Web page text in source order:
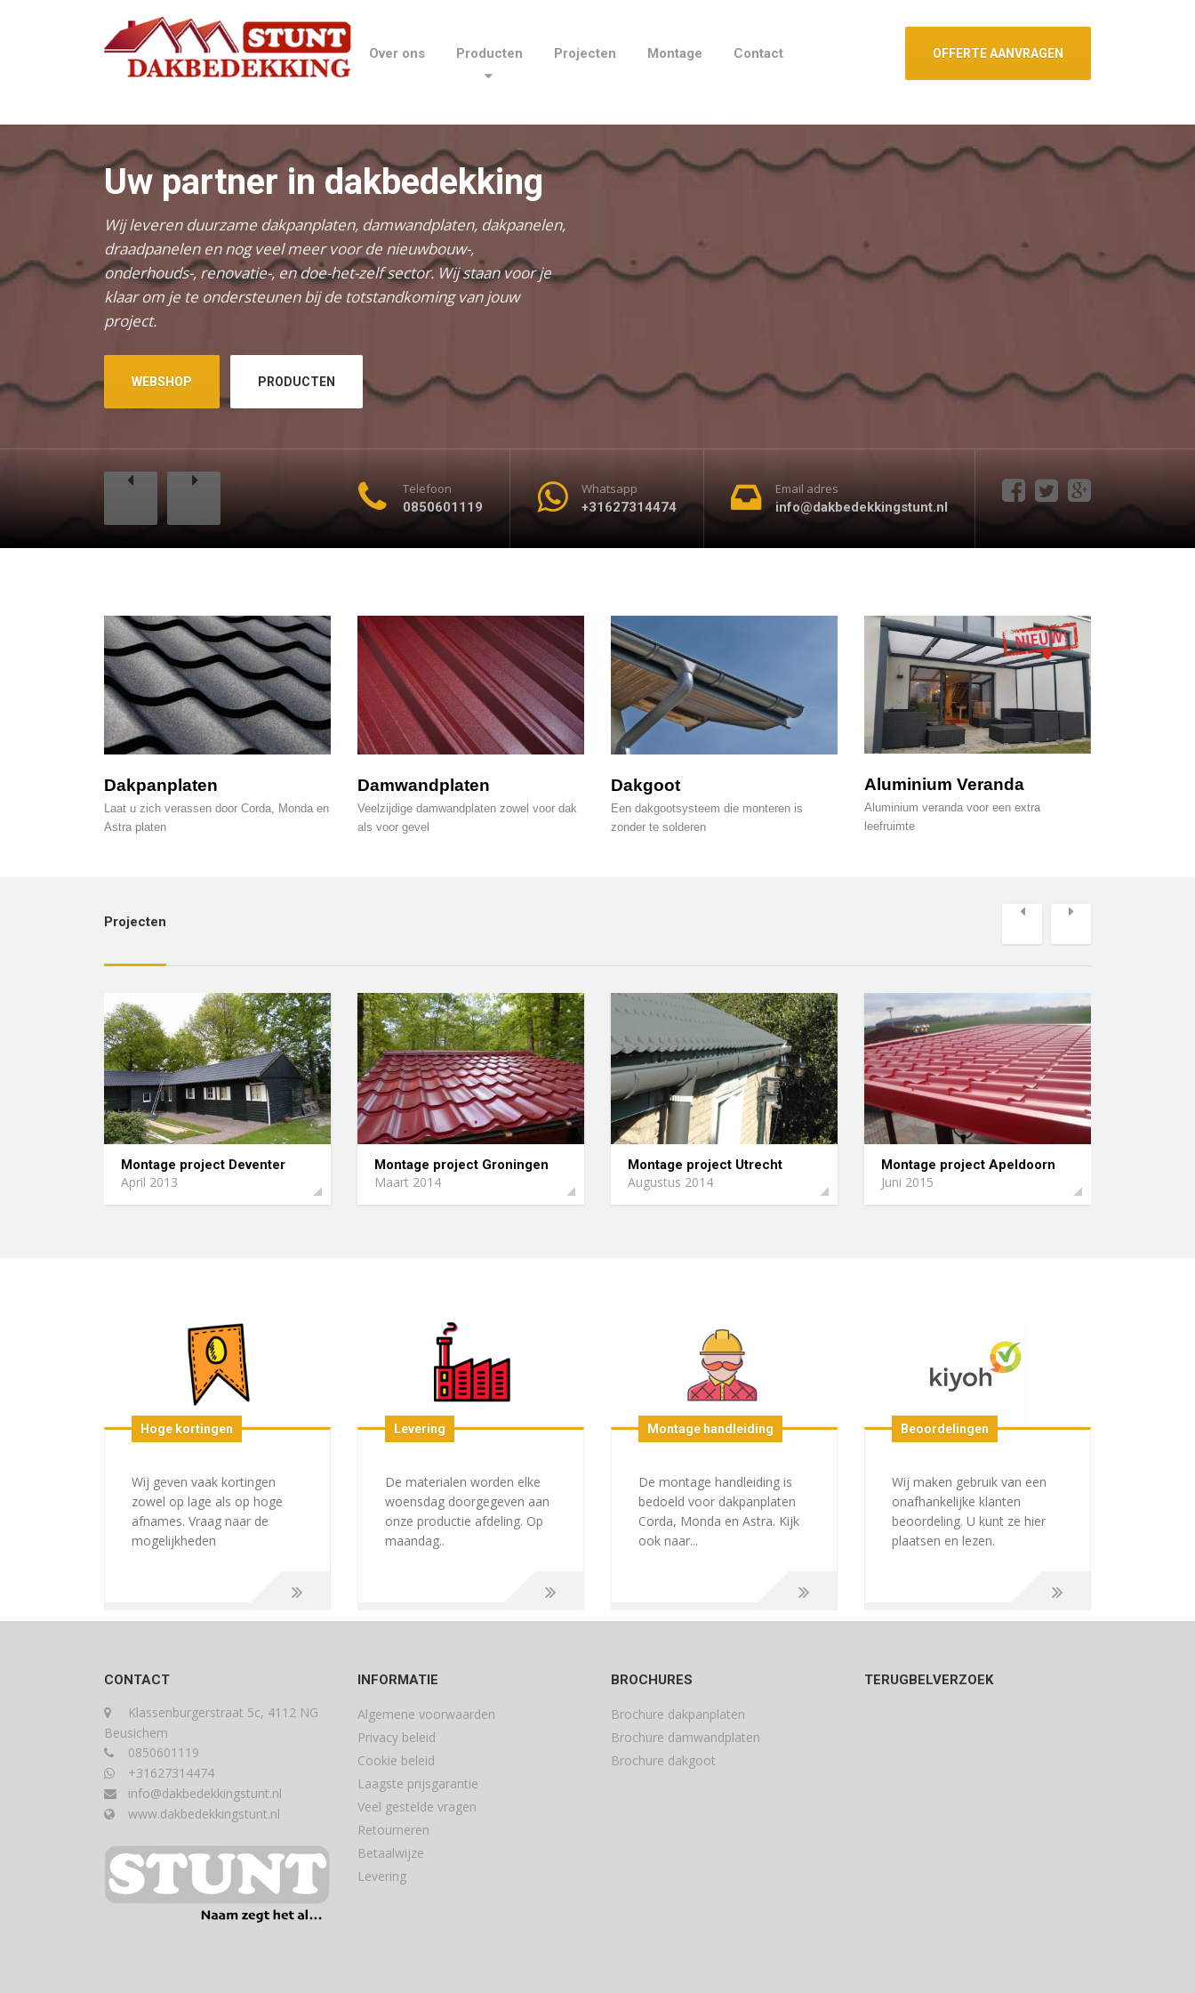
Over ons Producten Projecten Montage Contact OFFERTE AANVRAGEN
Uw partner in dakbedekking
Wij leveren duurzame dakpanplaten, damwandplaten, dakpanelen,
draadpanelen en nog veel meer voor de nieuwbouw-,
onderhouds-, renovatie-, en doe-het-zelf sector. Wij staan voor je
klaar om je te ondersteunen bij de totstandkoming van jouw
project.
WEBSHOP PRODUCTEN
Telefoon
0850601119
Whatsapp
+31627314474
Email adres
info@dakbedekkingstunt.nl
Dakpanplaten
Laat u zich verassen door Corda, Monda en
Astra platen
Damwandplaten
Veelzijdige damwandplaten zowel voor dak
als voor gevel
Dakgoot
Een dakgootsysteem die monteren is
zonder te solderen
Aluminium Veranda
Aluminium veranda voor een extra
leefruimte
Previous
Projecten
Montage project Deventer
April 2013
Montage project Groningen
Maart 2014
Montage project Utrecht
Augustus 2014
Montage project Apeldoorn
Juni 2015
Hoge kortingen
Wij geven vaak kortingen
zowel op lage als op hoge
afnames. Vraag naar de
mogelijkheden
Levering
De materialen worden elke
woensdag doorgegeven aan
onze productie afdeling. Op
maandag..
Montage handleiding
De montage handleiding is
bedoeld voor dakpanplaten
Corda, Monda en Astra. Kijk
ook naar...
Beoordelingen
Wij maken gebruik van een
onafhankelijke klanten
beoordeling. U kunt ze hier
plaatsen en lezen.
CONTACT
Klassenburgerstraat 5c, 4112 NG
Beusichem
0850601119
+31627314474
info@dakbedekkingstunt.nl
www.dakbedekkingstunt.nl
INFORMATIE
Algemene voorwaarden
Privacy beleid
Cookie beleid
Laagste prijsgarantie
Veel gestelde vragen
Retourneren
Betaalwijze
Levering
BROCHURES
Brochure dakpanplaten
Brochure damwandplaten
Brochure dakgoot
TERUGBELVERZOEK